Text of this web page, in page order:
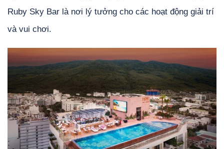
Ruby Sky Bar là nơi lý tưởng cho các hoạt động giải trí
và vui chơi.